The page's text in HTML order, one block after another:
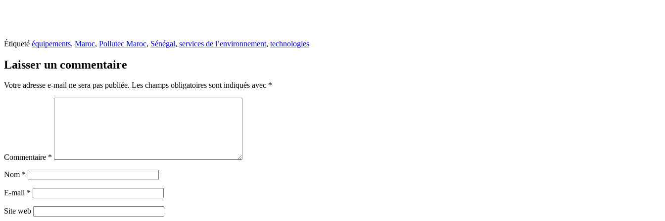
Étiqueté équipements, Maroc, Pollutec Maroc, Sénégal, services de l’environnement, technologies
Laisser un commentaire
Votre adresse e-mail ne sera pas publiée. Les champs obligatoires sont indiqués avec *
Commentaire *
Nom *
E-mail *
Site web